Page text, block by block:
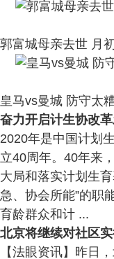
郭富城母亲去世 月
皇马vs曼城 防守太
奋力开启计生协改
2020年是中国计划
立40周年。40年来
大局和落实计划生
急、协会所能”的职
育龄群众和计 ...
北京将继续对社区
【法眼资讯】昨日